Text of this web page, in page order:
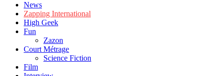
News
Zapping International
High Geek
Fun
Zazon
Court Métrage
Science Fiction
Film